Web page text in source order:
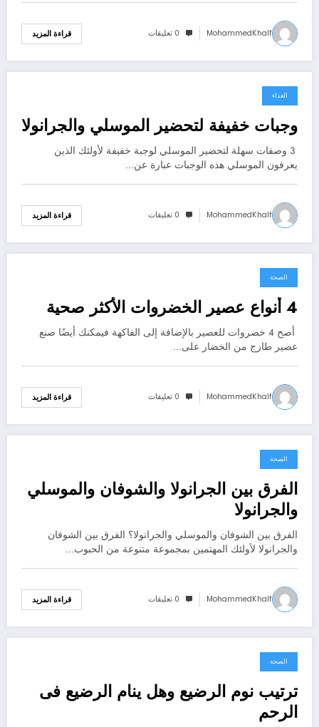
MohammedKhalf 0 تعليقات قراءة المزيد
يونيو 30, 2021
الغذاء
وجبات خفيفة لتحضير الموسلي والجرانولا
3 وصفات سهلة لتحضير الموسلي لوجبة خفيفة لأولئك الذين
يعرفون الموسلي هذه الوجبات عبارة عن…
MohammedKhalf 0 تعليقات قراءة المزيد
يونيو 30, 2021
الصحة
4 أنواع عصير الخضروات الأكثر صحية
أصح 4 خضروات للعصير بالإضافة إلى الفاكهة فيمكنك أيضًا صنع
عصير طازج من الخضار على…
MohammedKhalf 0 تعليقات قراءة المزيد
يونيو 30, 2021
الصحة
الفرق بين الجرانولا والشوفان والموسلي
والجرانولا
الفرق بين الشوفان والموسلي والجرانولا؟ الفرق بين الشوفان
والجرانولا لأولئك المهتمين بمجموعة متنوعة من الحبوب…
MohammedKhalf 0 تعليقات قراءة المزيد
يونيو 30, 2021
الصحة
ترتيب نوم الرضيع وهل ينام الرضيع فى
الرحم